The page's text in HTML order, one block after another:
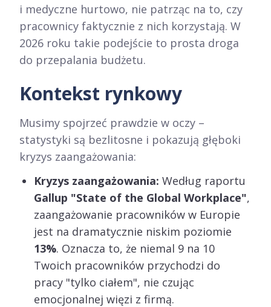
i medyczne hurtowo, nie patrząc na to, czy
pracownicy faktycznie z nich korzystają. W
2026 roku takie podejście to prosta droga
do przepalania budżetu.
Kontekst rynkowy
Musimy spojrzeć prawdzie w oczy –
statystyki są bezlitosne i pokazują głęboki
kryzys zaangażowania:
Kryzys zaangażowania: Według raportu
Gallup "State of the Global Workplace",
zaangażowanie pracowników w Europie
jest na dramatycznie niskim poziomie
13%. Oznacza to, że niemal 9 na 10
Twoich pracowników przychodzi do
pracy "tylko ciałem", nie czując
emocjonalnej więzi z firmą.